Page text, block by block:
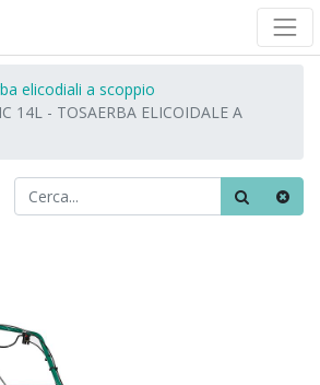
elicodiali a scoppio
14L - TOSAERBA ELICOIDALE A